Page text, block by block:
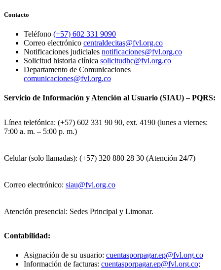
Contacto
Teléfono (+57) 602 331 9090
Correo electrónico centraldecitas@fvl.org.co
Notificaciones judiciales notificaciones@fvl.org.co
Solicitud historia clínica solicitudhc@fvl.org.co
Departamento de Comunicaciones
comunicaciones@fvl.org.co
Servicio de Información y Atención al Usuario (SIAU) – PQRS:
Línea telefónica: (+57) 602 331 90 90, ext. 4190 (lunes a viernes:
7:00 a. m. – 5:00 p. m.)
Celular (solo llamadas): (+57) 320 880 28 30 (Atención 24/7)
Correo electrónico: siau@fvl.org.co
Atención presencial: Sedes Principal y Limonar.
Contabilidad:
Asignación de su usuario: cuentasporpagar.ep@fvl.org.co
Información de facturas: cuentasporpagar.ep@fvl.org.co;